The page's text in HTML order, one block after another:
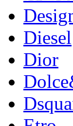
Diesel
Dior